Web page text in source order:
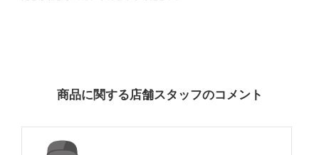
商品に関する店舗スタッフのコメント